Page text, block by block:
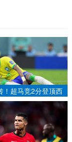
！超马竞2分登顶西
创纪录 罗德里戈传